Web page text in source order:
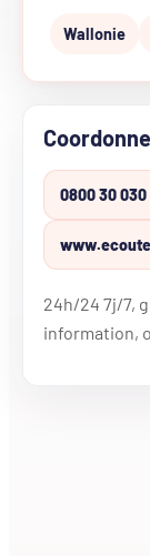
Wallonie
0800 30 030
24h/24 7j/7,
information,